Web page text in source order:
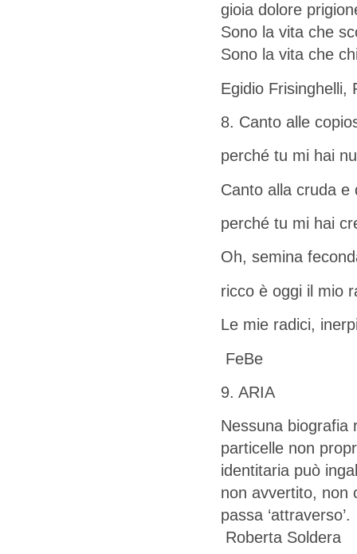
gioia dolore
Sono la vita che
Sono la vita che
Egidio Frisinghelli,
8. Canto alle
perché tu mi hai
Canto alla cruda e
perché tu mi hai
Oh, semina
ricco è oggi il mio
Le mie radici,
FeBe
9. ARIA
Nessuna biografia
particelle non
identitaria può
non avvertito, non
passa ‘attraverso’.
Roberta Soldera